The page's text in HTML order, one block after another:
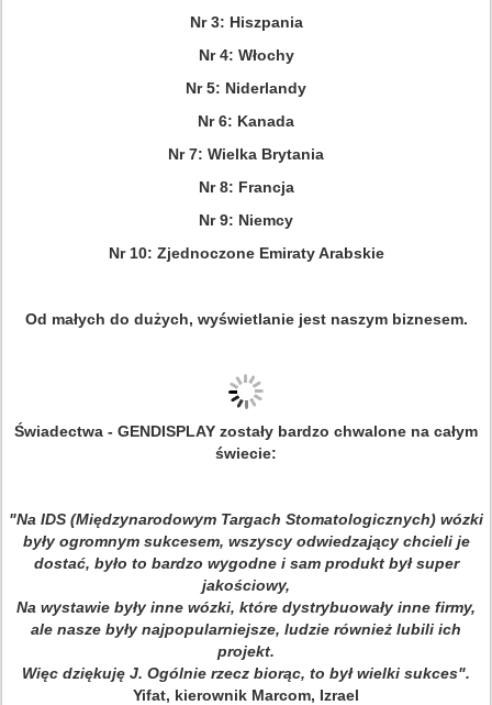
Nr 3: Hiszpania
Nr 4: Włochy
Nr 5: Niderlandy
Nr 6: Kanada
Nr 7: Wielka Brytania
Nr 8: Francja
Nr 9: Niemcy
Nr 10: Zjednoczone Emiraty Arabskie
Od małych do dużych, wyświetlanie jest naszym biznesem.
Świadectwa - GENDISPLAY zostały bardzo chwalone na całym
świecie:
"Na IDS (Międzynarodowym Targach Stomatologicznych) wózki
były ogromnym sukcesem, wszyscy odwiedzający chcieli je
dostać, było to bardzo wygodne i sam produkt był super
jakościowy,
Na wystawie były inne wózki, które dystrybuowały inne firmy,
ale nasze były najpopularniejsze, ludzie również lubili ich
projekt.
Więc dziękuję J. Ogólnie rzecz biorąc, to był wielki sukces".
Yifat, kierownik Marcom, Izrael